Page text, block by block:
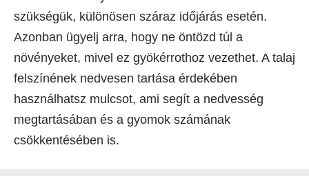
szükségük, különösen száraz időjárás esetén.
Azonban ügyelj arra, hogy ne öntözd túl a
növényeket, mivel ez gyökérrothoz vezethet. A talaj
felszínének nedvesen tartása érdekében
használhatsz mulcsot, ami segít a nedvesség
megtartásában és a gyomok számának
csökkentésében is.